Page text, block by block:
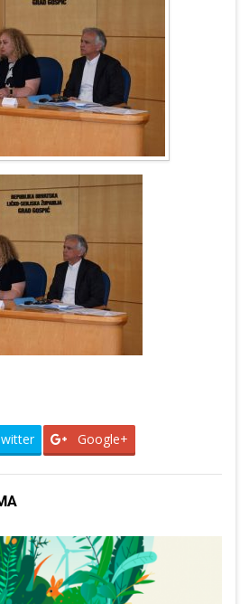
Google+